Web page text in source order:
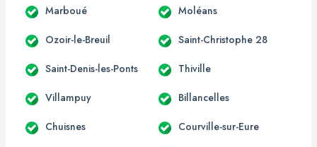
Marboué Moléans
Ozoir-le-Breuil Saint-Christophe 28
Saint-Denis-les-Ponts Thiville
Villampuy Billancelles
Chuisnes Courville-sur-Eure